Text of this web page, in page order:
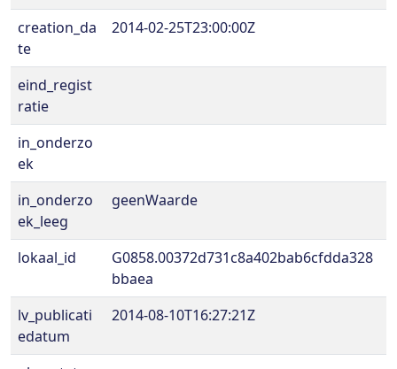
creation_da
te
2014-02-25T23:00:00Z
eind_regist
ratie
in_onderzo
ek
in_onderzo
ek_leeg
geenWaarde
lokaal_id
G0858.00372d731c8a402bab6cfdda328
bbaea
lv_publicati
edatum
2014-08-10T16:27:21Z